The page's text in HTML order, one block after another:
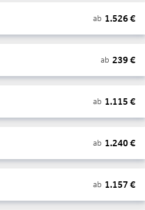
ab 1.526€
ab 239€
ab 1.115 €
ab 1.240€
ab 1.157 €